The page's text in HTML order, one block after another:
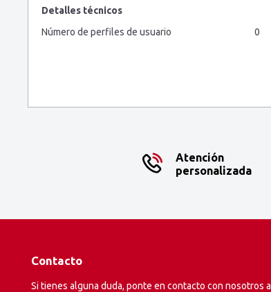
Detalles técnicos
Número de perfiles de usuario
0
Atención
personalizada
Contacto
Si tienes alguna duda, ponte en contacto con nosotros a